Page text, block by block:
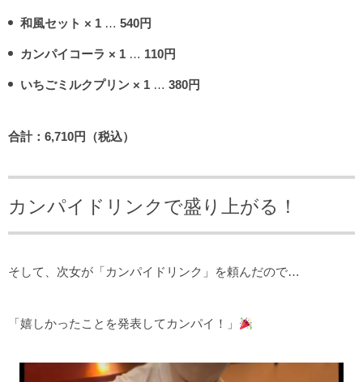
和風セット × 1 … 540円
カンパイコーラ × 1 … 110円
いちごミルクプリン × 1 … 380円
合計：6,710円（税込）
カンパイドリンクで盛り上がる！
そして、次女が「カンパイドリンク」を頼んだので…
「嬉しかったことを発表してカンパイ！」